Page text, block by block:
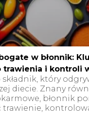
w błonnik:
trawienia i kontroli
składnik, który
diecie. Znany
błonnik